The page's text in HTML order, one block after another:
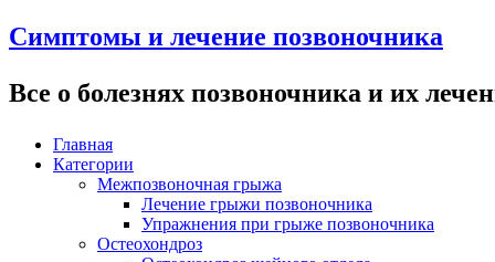
Симптомы и лечение позвоночника
Все о болезнях позвоночника и их
Главная
Категории
Межпозвоночная грыжа
Лечение грыжи позвоночника
Упражнения при грыже позвоночника
Остеохондроз